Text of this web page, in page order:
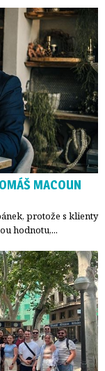
MACOUN
protože s klienty
hodnotu,...